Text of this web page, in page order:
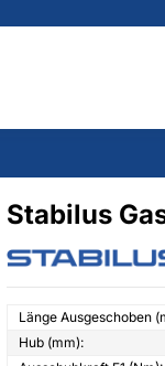
Stabilus
Länge Ausgeschoben
Hub (mm):